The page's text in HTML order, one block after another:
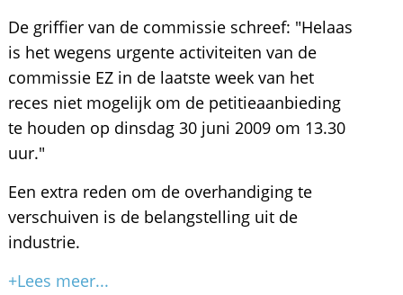
De griffier van de commissie schreef: "Helaas
is het wegens urgente activiteiten van de
commissie EZ in de laatste week van het
reces niet mogelijk om de petitieaanbieding
te houden op dinsdag 30 juni 2009 om 13.30
uur."
Een extra reden om de overhandiging te
verschuiven is de belangstelling uit de
industrie.
+Lees meer...